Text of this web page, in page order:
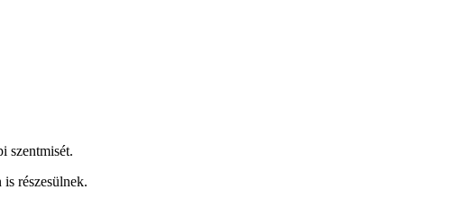
szentmisét.
részesülnek.